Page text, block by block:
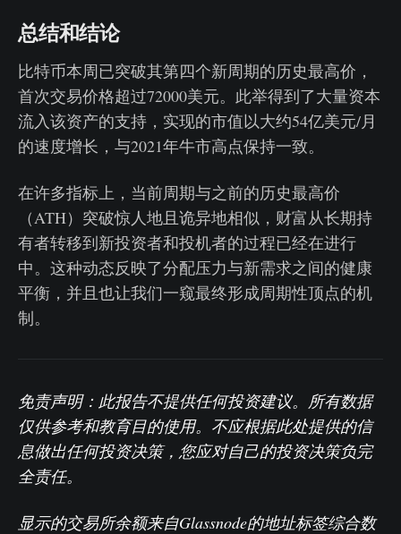
总结和结论
比特币本周已突破其第四个新周期的历史最高价，
首次交易价格超过72000美元。此举得到了大量资本
流入该资产的支持，实现的市值以大约54亿美元/月
的速度增长，与2021年牛市高点保持一致。
在许多指标上，当前周期与之前的历史最高价
（ATH）突破惊人地且诡异地相似，财富从长期持
有者转移到新投资者和投机者的过程已经在进行
中。这种动态反映了分配压力与新需求之间的健康
平衡，并且也让我们一窥最终形成周期性顶点的机
制。
免责声明：此报告不提供任何投资建议。所有数据
仅供参考和教育目的使用。不应根据此处提供的信
息做出任何投资决策，您应对自己的投资决策负完
全责任。
显示的交易所余额来自Glassnode的地址标签综合数